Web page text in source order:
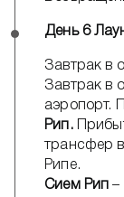
День 6
Завтрак в
Завтрак в
аэропорт.
Рип.
трансфер
Рипе.
Сием Рип –